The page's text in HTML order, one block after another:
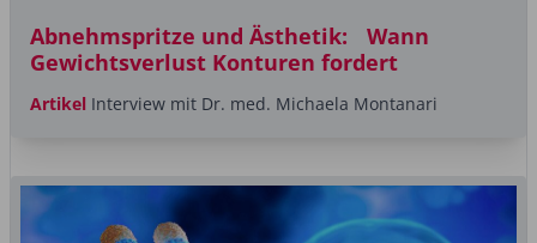
Abnehmspritze und Ästhetik: Wann
Gewichtsverlust Konturen fordert
Artikel Interview mit Dr. med. Michaela Montanari